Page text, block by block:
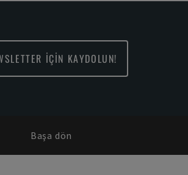
İÇİN KAYDOLUN!
Başa dön